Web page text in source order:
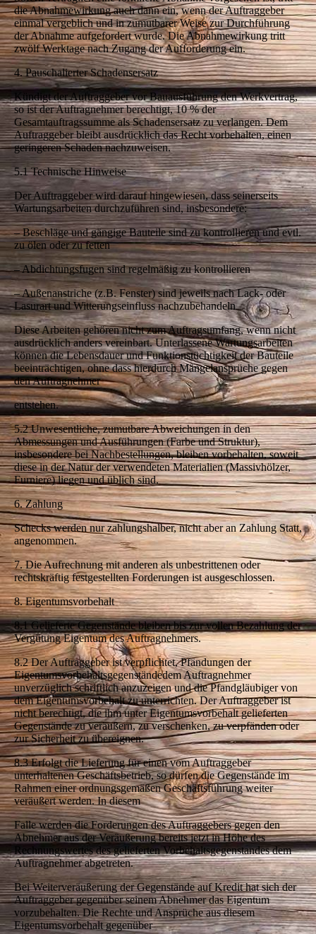
die Abnahmewirkung auch dann ein, wenn der Auftraggeber
einmal vergeblich und in zumutbarer Weise zur Durchführung
der Abnahme aufgefordert wurde. Die Abnahmewirkung tritt
zwölf Werktage nach Zugang der Aufforderung ein.
4. Pauschalierter Schadensersatz
Kündigt der Auftraggeber vor Bauausführung den Werkvertrag,
so ist der Auftragnehmer berechtigt, 10 % der
Gesamtauftragssumme als Schadensersatz zu verlangen. Dem
Auftraggeber bleibt ausdrücklich das Recht vorbehalten, einen
geringeren Schaden nachzuweisen.
5.1 Technische Hinweise
Der Auftraggeber wird darauf hingewiesen, dass seinerseits
Wartungsarbeiten durchzuführen sind, insbesondere:
– Beschläge und gängige Bauteile sind zu kontrollieren und evtl.
zu ölen oder zu fetten
– Abdichtungsfugen sind regelmäßig zu kontrollieren
– Außenanstriche (z.B. Fenster) sind jeweils nach Lack- oder
Lasurart und Witterungseinfluss nachzubehandeln
Diese Arbeiten gehören nicht zum Auftragsumfang, wenn nicht
ausdrücklich anders vereinbart. Unterlassene Wartungsarbeiten
können die Lebensdauer und Funktionstüchtigkeit der Bauteile
beeinträchtigen, ohne dass hierdurch Mängelansprüche gegen
den Auftragnehmer
entstehen.
5.2 Unwesentliche, zumutbare Abweichungen in den
Abmessungen und Ausführungen (Farbe und Struktur),
insbesondere bei Nachbestellungen, bleiben vorbehalten, soweit
diese in der Natur der verwendeten Materialien (Massivhölzer,
Furniere) liegen und üblich sind.
6. Zahlung
Schecks werden nur zahlungshalber, nicht aber an Zahlung Statt,
angenommen.
7. Die Aufrechnung mit anderen als unbestrittenen oder
rechtskräftig festgestellten Forderungen ist ausgeschlossen.
8. Eigentumsvorbehalt
8.1 Gelieferte Gegenstände bleiben bis zur vollen Bezahlung der
Vergütung Eigentum des Auftragnehmers.
8.2 Der Auftraggeber ist verpflichtet, Pfändungen der
Eigentumsvorbehaltsgegenständedem Auftragnehmer
unverzüglich schriftlich anzuzeigen und die Pfandgläubiger von
dem Eigentumsvorbehalt zu unterrichten. Der Auftraggeber ist
nicht berechtigt, die ihm unter Eigentumsvorbehalt gelieferten
Gegenstände zu veräußern, zu verschenken, zu verpfänden oder
zur Sicherheit zu übereignen.
8.3 Erfolgt die Lieferung für einen vom Auftraggeber
unterhaltenen Geschäftsbetrieb, so dürfen die Gegenstände im
Rahmen einer ordnungsgemäßen Geschäftsführung weiter
veräußert werden. In diesem
Falle werden die Forderungen des Auftraggebers gegen den
Abnehmer aus der Veräußerung bereits jetzt in Höhe des
Rechnungswertes des gelieferten Vorbehaltsgegenstandes dem
Auftragnehmer abgetreten.
Bei Weiterveräußerung der Gegenstände auf Kredit hat sich der
Auftraggeber gegenüber seinem Abnehmer das Eigentum
vorzubehalten. Die Rechte und Ansprüche aus diesem
Eigentumsvorbehalt gegenüber